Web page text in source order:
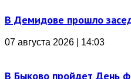
В Демидове прошло
07 августа 2026 | 14:03
В Быково пройдет День